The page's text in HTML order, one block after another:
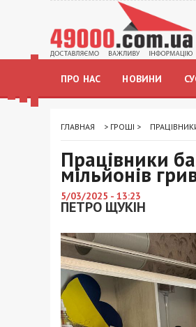
ПРО НАС НОВИНИ
ГЛАВНАЯ > ГРОШІ >
Працівники
мільйонів
5/03/2025 - 13:23
ПЕТРО ЩУКІН